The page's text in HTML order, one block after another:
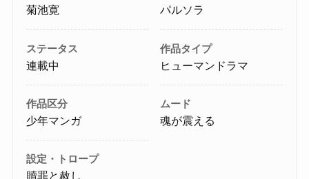
菊池寛 パルソラ
ステータス
連載中
作品タイプ
ヒューマンドラマ
作品区分
少年マンガ
ムード
魂が震える
設定・トロープ
贖罪と赦し